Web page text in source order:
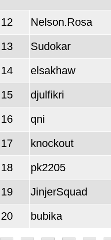
12 Nelson.Rosa
13
Sudokar
14
elsakhaw
15
djulfikri
16
qni
17
knockout
18
pk2205
19
JinjerSquad
20
bubika